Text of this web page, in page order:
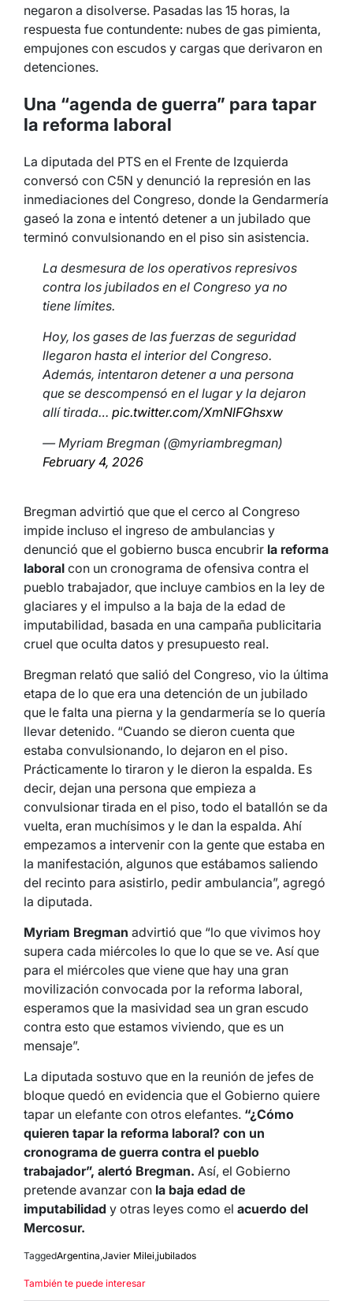
negaron a disolverse. Pasadas las 15 horas, la
respuesta fue contundente: nubes de gas pimienta,
empujones con escudos y cargas que derivaron en
detenciones.
Una “agenda de guerra” para tapar
la reforma laboral
La diputada del PTS en el Frente de Izquierda
conversó con C5N y denunció la represión en las
inmediaciones del Congreso, donde la Gendarmería
gaseó la zona e intentó detener a un jubilado que
terminó convulsionando en el piso sin asistencia.
La desmesura de los operativos represivos
contra los jubilados en el Congreso ya no
tiene límites.
Hoy, los gases de las fuerzas de seguridad
llegaron hasta el interior del Congreso.
Además, intentaron detener a una persona
que se descompensó en el lugar y la dejaron
allí tirada… pic.twitter.com/XmNlFGhsxw
— Myriam Bregman (@myriambregman)
February 4, 2026
Bregman advirtió que que el cerco al Congreso
impide incluso el ingreso de ambulancias y
denunció que el gobierno busca encubrir la reforma
laboral con un cronograma de ofensiva contra el
pueblo trabajador, que incluye cambios en la ley de
glaciares y el impulso a la baja de la edad de
imputabilidad, basada en una campaña publicitaria
cruel que oculta datos y presupuesto real.
Bregman relató que salió del Congreso, vio la última
etapa de lo que era una detención de un jubilado
que le falta una pierna y la gendarmería se lo quería
llevar detenido. “Cuando se dieron cuenta que
estaba convulsionando, lo dejaron en el piso.
Prácticamente lo tiraron y le dieron la espalda. Es
decir, dejan una persona que empieza a
convulsionar tirada en el piso, todo el batallón se da
vuelta, eran muchísimos y le dan la espalda. Ahí
empezamos a intervenir con la gente que estaba en
la manifestación, algunos que estábamos saliendo
del recinto para asistirlo, pedir ambulancia”, agregó
la diputada.
Myriam Bregman advirtió que “lo que vivimos hoy
supera cada miércoles lo que lo que se ve. Así que
para el miércoles que viene que hay una gran
movilización convocada por la reforma laboral,
esperamos que la masividad sea un gran escudo
contra esto que estamos viviendo, que es un
mensaje”.
La diputada sostuvo que en la reunión de jefes de
bloque quedó en evidencia que el Gobierno quiere
tapar un elefante con otros elefantes. “¿Cómo
quieren tapar la reforma laboral? con un
cronograma de guerra contra el pueblo
trabajador”, alertó Bregman. Así, el Gobierno
pretende avanzar con la baja edad de
imputabilidad y otras leyes como el acuerdo del
Mercosur.
TaggedArgentina,Javier Milei,jubilados
También te puede interesar